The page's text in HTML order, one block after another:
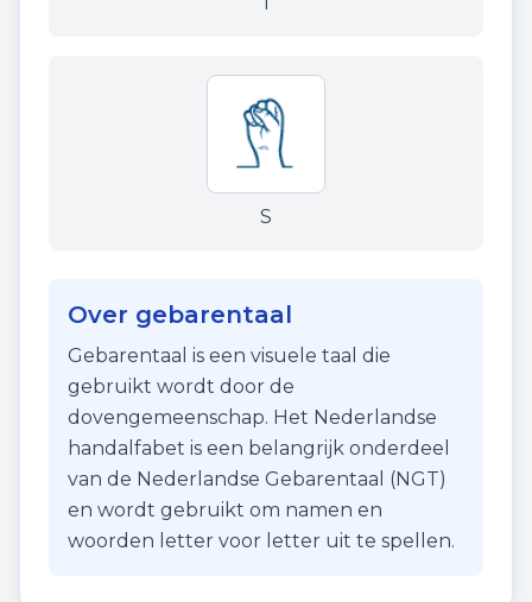
S
Over gebarentaal
Gebarentaal is een visuele taal die
gebruikt wordt door de
dovengemeenschap. Het Nederlandse
handalfabet is een belangrijk onderdeel
van de Nederlandse Gebarentaal (NGT)
en wordt gebruikt om namen en
woorden letter voor letter uit te spellen.